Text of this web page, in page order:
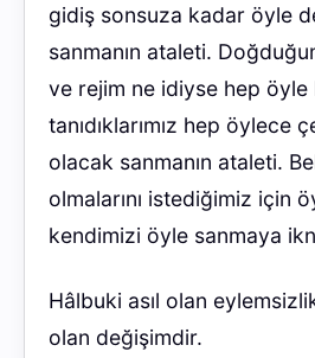
gidiş sonsuza kadar öyle
sanmanın ataleti.
ve rejim ne idiyse hep öyle
tanıdıklarımız hep öylece
olacak sanmanın ataleti.
olmalarını istediğimiz için
kendimizi öyle sanmaya
Hâlbuki asıl olan
olan değişimdir.